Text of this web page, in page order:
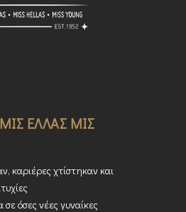
ΕΛΛΑΣ ΜΙΣ
καριέρες χτίστηκαν και
όσες νέες γυναίκες